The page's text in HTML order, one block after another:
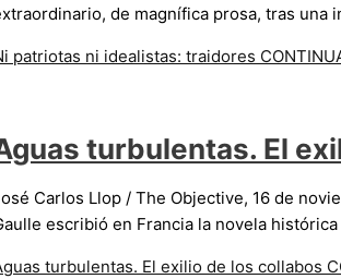
de magnífica prosa, tras
patriotas ni idealistas: traidores
turbulentas. El
Carlos Llop / The Objective, 16 de
escribió en Francia la novela histórica
turbulentas. El exilio de los collabos